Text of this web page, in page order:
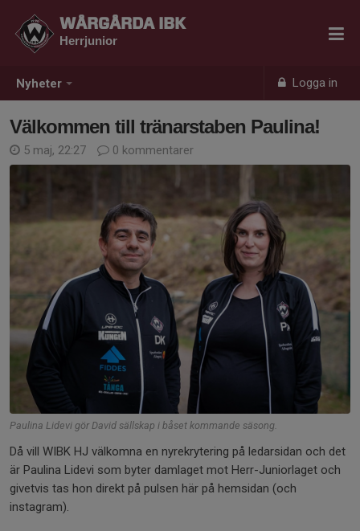
Nyheter Logga in
WÅRGÅRDA IBK
Herrjunior
Välkommen till tränarstaben Paulina!
5 maj, 22:27 0 kommentarer
Paulina Lidevi gör David sällskap i båset kommande säsong.
Då vill WIBK HJ välkomna en nyrekrytering på ledarsidan och det
är Paulina Lidevi som byter damlaget mot Herr-Juniorlaget och
givetvis tas hon direkt på pulsen här på hemsidan (och
instagram).